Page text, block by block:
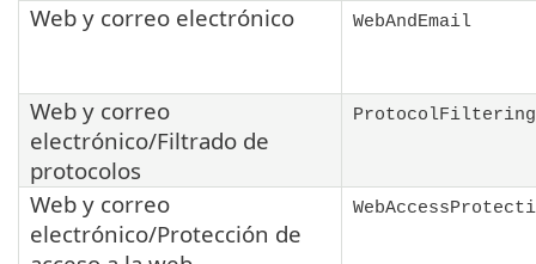
Web y correo electrónico WebAndEmail
Web y correo
electrónico/Filtrado de
protocolos
ProtocolFiltering
Web y correo
electrónico/Protección de